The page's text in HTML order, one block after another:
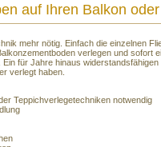
auf Ihren Balkon
mehr nötig. Einfach die einzelnen
verlegen und sofort
für Jahre hinaus
verlegt haben.
Teppichverlegetechniken notwendig